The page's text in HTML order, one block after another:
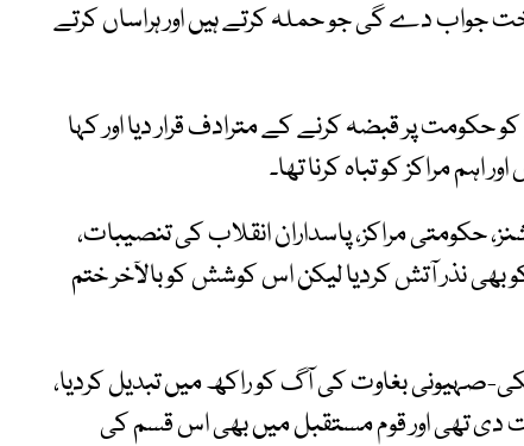
جواب دے گی جو حملہ کرتے ہیں اور ہراساں کرتے
حکومت پر قبضہ کرنے کے مترادف قرار دیا اور کہا
مراکز کو تباہ کرنا تھا۔
حکومتی مراکز، پاسداران انقلاب کی تنصیبات،
بھی نذر آتش کردیا لیکن اس کوشش کو بالآخر ختم
صہیونی بغاوت کی آگ کو راکھ میں تبدیل کردیا،
تھی اور قوم مستقبل میں بھی اس قسم کی